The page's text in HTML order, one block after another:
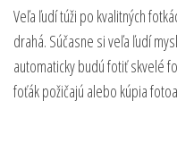
Veľa ľudí túži po kvalitných
drahá. Súčasne si veľa ľudí
automaticky budú fotiť skvelé
foťák požičajú alebo kúpia